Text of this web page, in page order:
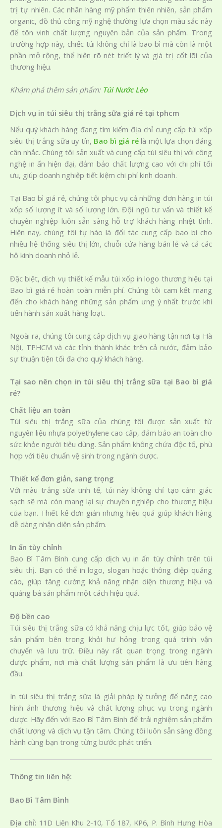
trị tự nhiên. Các nhãn hàng mỹ phẩm thiên nhiên, sản phẩm
organic, đồ thủ công mỹ nghệ thường lựa chọn màu sắc này
để tôn vinh chất lượng nguyên bản của sản phẩm. Trong
trường hợp này, chiếc túi không chỉ là bao bì mà còn là một
phần mở rộng, thể hiện rõ nét triết lý và giá trị cốt lõi của
thương hiệu.
Khám phá thêm sản phẩm: Túi Nước Lèo
Dịch vụ in túi siêu thị trắng sữa giá rẻ tại tphcm
Nếu quý khách hàng đang tìm kiếm địa chỉ cung cấp túi xốp
siêu thị trắng sữa uy tín, Bao bì giá rẻlà một lựa chọn đáng
cân nhắc. Chúng tôi sản xuất và cung cấp túi siêu thị với công
nghệ in ấn hiện đại, đảm bảo chất lượng cao với chi phí tối
ưu, giúp doanh nghiệp tiết kiệm chi phí kinh doanh.
Tại Bao bì giá rẻ, chúng tôi phục vụ cả những đơn hàng in túi
xốp số lượng ít và số lượng lớn. Đội ngũ tư vấn và thiết kế
chuyên nghiệp luôn sẵn sàng hỗ trợ khách hàng nhiệt tình.
Hiện nay, chúng tôi tự hào là đối tác cung cấp bao bì cho
nhiều hệ thống siêu thị lớn, chuỗi cửa hàng bán lẻ và cả các
hộ kinh doanh nhỏ lẻ.
Đặc biệt, dịch vụ thiết kế mẫu túi xốp in logo thương hiệu tại
Bao bì giá rẻ hoàn toàn miễn phí. Chúng tôi cam kết mang
đến cho khách hàng những sản phẩm ưng ý nhất trước khi
tiến hành sản xuất hàng loạt.
Ngoài ra, chúng tôi cung cấp dịch vụ giao hàng tận nơi tại Hà
Nội, TPHCM và các tỉnh thành khác trên cả nước, đảm bảo
sự thuận tiện tối đa cho quý khách hàng.
Tại sao nên chọn in túi siêu thị trắng sữa tại Bao bì giá
rẻ?
Chất liệu an toàn
Túi siêu thị trắng sữa của chúng tôi được sản xuất từ
nguyên liệu nhựa polyethylene cao cấp, đảm bảo an toàn cho
sức khỏe người tiêu dùng. Sản phẩm không chứa độc tố, phù
hợp với tiêu chuẩn vệ sinh trong ngành dược.
Thiết kế đơn giản, sang trọng
Với màu trắng sữa tinh tế, túi này không chỉ tạo cảm giác
sạch sẽ mà còn mang lại sự chuyên nghiệp cho thương hiệu
của bạn. Thiết kế đơn giản nhưng hiệu quả giúp khách hàng
dễ dàng nhận diện sản phẩm.
In ấn tùy chỉnh
Bao Bì Tâm Bình cung cấp dịch vụ in ấn tùy chỉnh trên túi
siêu thị. Bạn có thể in logo, slogan hoặc thông điệp quảng
cáo, giúp tăng cường khả năng nhận diện thương hiệu và
quảng bá sản phẩm một cách hiệu quả.
Độ bền cao
Túi siêu thị trắng sữa có khả năng chịu lực tốt, giúp bảo vệ
sản phẩm bên trong khỏi hư hỏng trong quá trình vận
chuyển và lưu trữ. Điều này rất quan trọng trong ngành
dược phẩm, nơi mà chất lượng sản phẩm là ưu tiên hàng
đầu.
In túi siêu thị trắng sữa là giải pháp lý tưởng để nâng cao
hình ảnh thương hiệu và chất lượng phục vụ trong ngành
dược. Hãy đến với Bao Bì Tâm Bình để trải nghiệm sản phẩm
chất lượng và dịch vụ tận tâm. Chúng tôi luôn sẵn sàng đồng
hành cùng bạn trong từng bước phát triển.
Thông tin liên hệ:
Bao Bì Tâm Bình
​Địa chỉ: 11D Liên Khu 2-10, Tổ 187, KP6, P. Bình Hưng Hòa